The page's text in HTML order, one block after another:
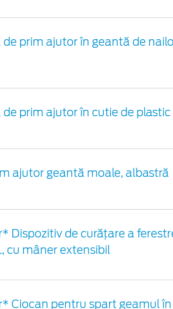
prim ajutor în geantă de
prim ajutor în cutie de plastic
ajutor geantă moale, albastră
Dispozitiv de curățare a
cu mâner extensibil
Ciocan pentru spart geamul în